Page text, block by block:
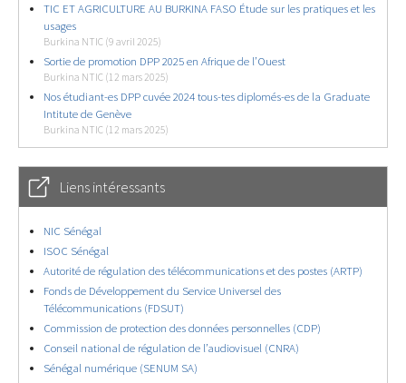
TIC ET AGRICULTURE AU BURKINA FASO Étude sur les pratiques et les
usages
Burkina NTIC (9 avril 2025)
Sortie de promotion DPP 2025 en Afrique de l’Ouest
Burkina NTIC (12 mars 2025)
Nos étudiant-es DPP cuvée 2024 tous-tes diplomés-es de la Graduate
Intitute de Genève
Burkina NTIC (12 mars 2025)
Liens intéressants
NIC Sénégal
ISOC Sénégal
Autorité de régulation des télécommunications et des postes (ARTP)
Fonds de Développement du Service Universel des
Télécommunications (FDSUT)
Commission de protection des données personnelles (CDP)
Conseil national de régulation de l’audiovisuel (CNRA)
Sénégal numérique (SENUM SA)